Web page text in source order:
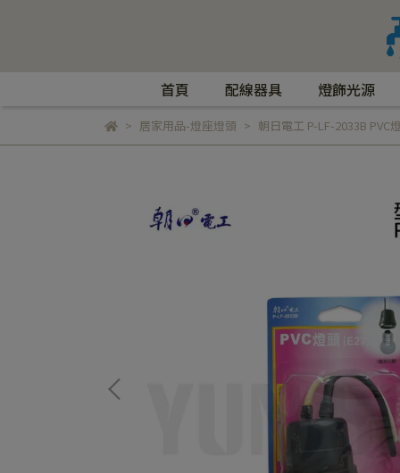
首頁 配線器具 燈飾光源
居家用品-燈座燈頭 朝日電工 P-LF-2033B PVC